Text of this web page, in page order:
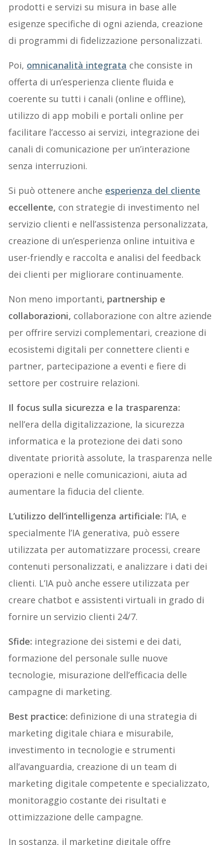
prodotti e servizi su misura in base alle
esigenze specifiche di ogni azienda, creazione
di programmi di fidelizzazione personalizzati.
Poi, omnicanalità integrata che consiste in
offerta di un’esperienza cliente fluida e
coerente su tutti i canali (online e offline),
utilizzo di app mobili e portali online per
facilitare l’accesso ai servizi, integrazione dei
canali di comunicazione per un’interazione
senza interruzioni.
Si può ottenere anche esperienza del cliente
eccellente, con strategie di investimento nel
servizio clienti e nell’assistenza personalizzata,
creazione di un’esperienza online intuitiva e
user-friendly e raccolta e analisi del feedback
dei clienti per migliorare continuamente.
Non meno importanti, partnership e
collaborazioni, collaborazione con altre aziende
per offrire servizi complementari, creazione di
ecosistemi digitali per connettere clienti e
partner, partecipazione a eventi e fiere di
settore per costruire relazioni.
Il focus sulla sicurezza e la trasparenza:
nell’era della digitalizzazione, la sicurezza
informatica e la protezione dei dati sono
diventate priorità assolute, la trasparenza nelle
operazioni e nelle comunicazioni, aiuta ad
aumentare la fiducia del cliente.
L’utilizzo dell’intelligenza artificiale: l’IA, e
specialmente l’IA generativa, può essere
utilizzata per automatizzare processi, creare
contenuti personalizzati, e analizzare i dati dei
clienti. L’IA può anche essere utilizzata per
creare chatbot e assistenti virtuali in grado di
fornire un servizio clienti 24/7.
Sfide: integrazione dei sistemi e dei dati,
formazione del personale sulle nuove
tecnologie, misurazione dell’efficacia delle
campagne di marketing.
Best practice: definizione di una strategia di
marketing digitale chiara e misurabile,
investimento in tecnologie e strumenti
all’avanguardia, creazione di un team di
marketing digitale competente e specializzato,
monitoraggio costante dei risultati e
ottimizzazione delle campagne.
In sostanza, il marketing digitale offre